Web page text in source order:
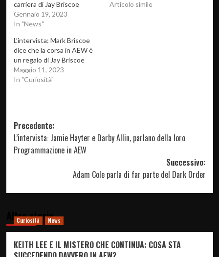
carriera di Jay Briscoe
Gennaio 19, 2023
In "News"
Articolo simile
L’intervista: Mark Briscoe
dice che la corsa in AEW è
un regalo di Jay Briscoe
Maggio 11, 2023
In "Curiosità"
Navigazione
articolo
Precedente:
L’intervista: Jamie Hayter e Darby Allin, parlano della loro
Programmazione in AEW
Successivo:
Adam Cole parla di far parte del Dark Order
Altre storie
Curiosità News
KEITH LEE E IL MISTERO CHE CONTINUA: COSA STA